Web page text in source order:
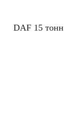
DAF 15 тонн